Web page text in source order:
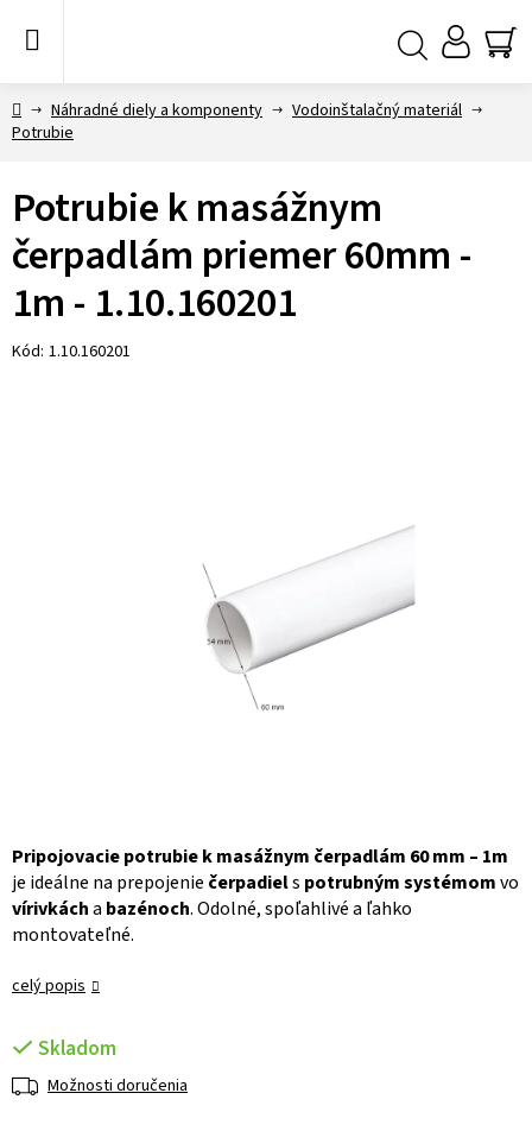
DomovNáhradné diely a komponenty
Vodoinštalačný materiál
Potrubie
Pripojovacie potrubie k masážnym čerpadlám 60 mm – 1m
je ideálne na prepojenie čerpadiels potrubným systémomvo
vírivkácha bazénoch. Odolné, spoľahlivé a ľahko
montovateľné.
celý popis
Skladom
Možnosti doručenia
Potrubie k masážnym
čerpadlám priemer 60mm -
1m - 1.10.160201
Kód: 1.10.160201